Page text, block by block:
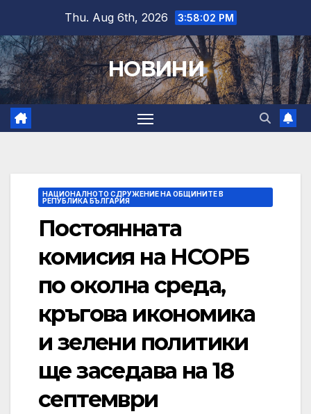
content
Thu. Aug 6th, 2026 3:58:03 PM
НОВИНИ
НАЦИОНАЛНОТО СДРУЖЕНИЕ НА ОБЩИНИТЕ В
РЕПУБЛИКА БЪЛГАРИЯ
Постоянната
комисия на НСОРБ
по околна среда,
кръгова икономика
и зелени политики
ще заседава на 18
септември